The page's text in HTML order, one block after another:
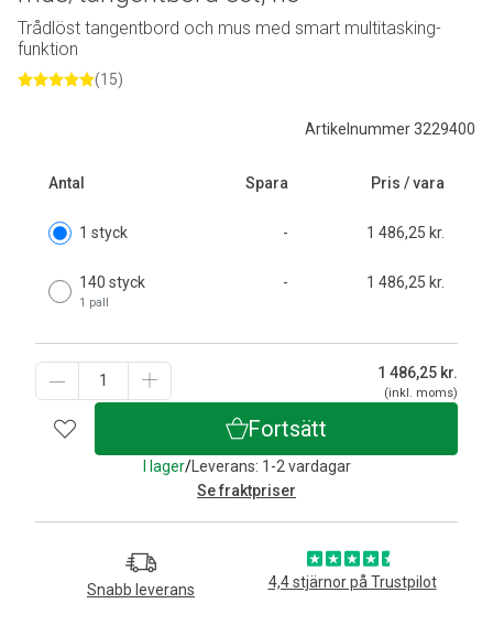
Artikelnummer 3229400
Antal Spara Pris / vara
1 styck - 1 486,25 kr.
140 styck
1 pall
- 1 486,25 kr.
1 486,25 kr.
(inkl. moms)
Fortsätt
I lager/Leverans: 1-2 vardagar
Se fraktpriser
Snabb leverans 4,4 stjärnor på Trustpilot
Trådlöst tangentbord och mus med smart multitasking-
funktion
(15)